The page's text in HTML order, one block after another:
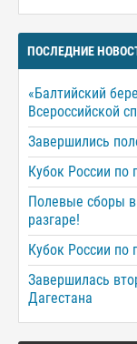
ПОСЛЕДНИЕ
«Балтийский
Всероссийской
Завершились
Кубок России по
Полевые сборы
разгаре!
Кубок России по
Завершилась
Дагестана